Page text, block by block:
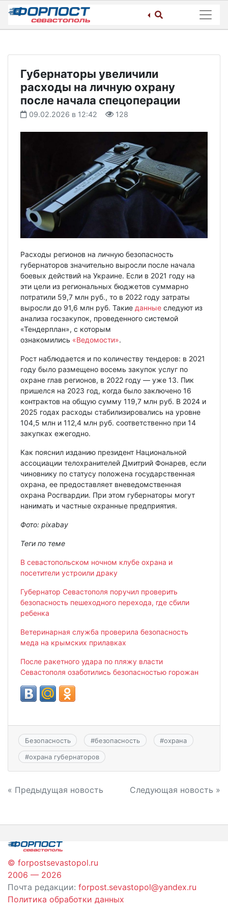
Skip
content
Губернаторы увеличили
расходы на личную охрану
после начала спецоперации
09.02.2026 в 12:42 128
Расходы регионов на личную безопасность
губернаторов значительно выросли после начала
боевых действий на Украине. Если в 2021 году на
эти цели из региональных бюджетов суммарно
потратили 59,7 млн руб., то в 2022 году затраты
выросли до 91,6 млн руб. Такие данные следуют из
анализа госзакупок, проведенного системой
«Тендерплан», с которым
ознакомились «Ведомости».
Рост наблюдается и по количеству тендеров: в 2021
году было размещено восемь закупок услуг по
охране глав регионов, в 2022 году — уже 13. Пик
пришелся на 2023 год, когда было заключено 16
контрактов на общую сумму 119,7 млн руб. В 2024 и
2025 годах расходы стабилизировались на уровне
104,5 млн и 112,4 млн руб. соответственно при 14
закупках ежегодно.
Как пояснил изданию президент Национальной
ассоциации телохранителей Дмитрий Фонарев, если
чиновнику по статусу положена государственная
охрана, ее предоставляет вневедомственная
охрана Росгвардии. При этом губернаторы могут
нанимать и частные охранные предприятия.
Фото: pixabay
Теги по теме
В севастопольском ночном клубе охрана и
посетители устроили драку
Губернатор Севастополя поручил проверить
безопасность пешеходного перехода, где сбили
ребенка
Ветеринарная служба проверила безопасность
меда на крымских прилавках
После ракетного удара по пляжу власти
Севастополя озаботились безопасностью горожан
Безопасность #безопасность #охрана
#охрана губернаторов
Навигация
записям
« Предыдущая новость Следующая новость »
© forpostsevastopol.ru
2006 — 2026
Почта редакции: forpost.sevastopol@yandex.ru
Политика обработки данных